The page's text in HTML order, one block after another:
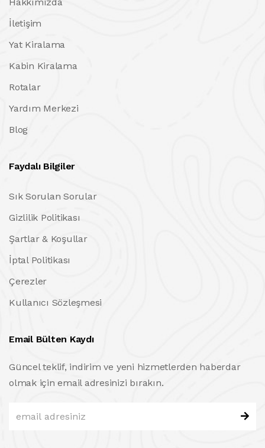
İletişim
Yat Kiralama
Kabin Kiralama
Rotalar
Yardım Merkezi
Blog
Faydalı Bilgiler
Sık Sorulan Sorular
Gizlilik Politikası
Şartlar & Koşullar
İptal Politikası
Çerezler
Kullanıcı Sözleşmesi
Email Bülten Kaydı
Güncel teklif, indirim ve yeni hizmetlerden haberdar
olmak için email adresinizi bırakın.